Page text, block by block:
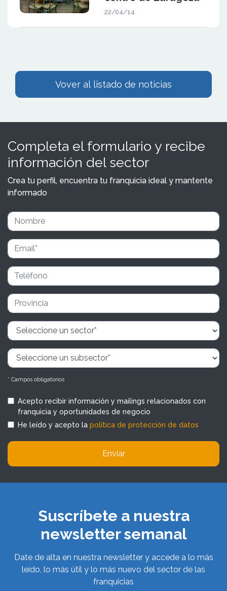
22/04/14
Vover al listado de noticias
Completa el formulario y recibe
información del sector
Crea tu perfil, encuentra tu franquicia ideal y mantente
informado
* Campos obligatorios
Acepto recibir información y mailings relacionados con
franquicia y oportunidades de negocio
He leído y acepto la política de protección de datos
Enviar
Suscríbete a nuestra
newsletter semanal
Date de alta en nuestra newsletter y accede a lo más
leído, lo más útil y lo más nuevo del sector de las
franquicias